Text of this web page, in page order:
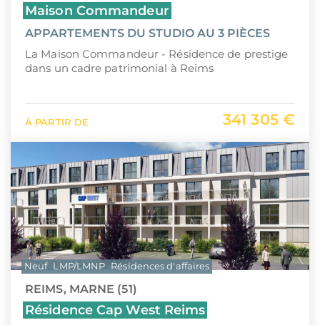
Maison Commandeur
APPARTEMENTS DU STUDIO AU 3 PIÈCES
La Maison Commandeur - Résidence de prestige
dans un cadre patrimonial à Reims
À PARTIR DE 341 305 €
REIMS, MARNE (51)
Résidence Cap West Reims
Neuf LMP/LMNP Résidences d'affaires